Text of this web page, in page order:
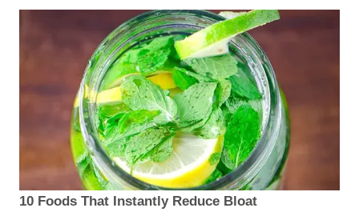
10 Foods That Instantly Reduce Bloat